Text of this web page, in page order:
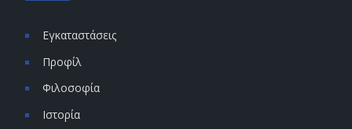
Εγκαταστάσεις
Προφίλ
Φιλοσοφία
Ιστορία